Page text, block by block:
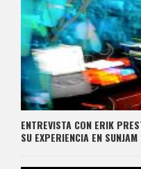
ENTREVISTA CON ERIK
SU EXPERIENCIA EN